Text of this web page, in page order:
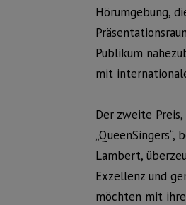
Hörumgebung,
Publikum
mit
Der zweite
Lambert,
Exzellenz und
möchten mit